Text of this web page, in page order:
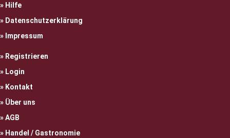
Hilfe
Datenschutzerklärung
Impressum
Registrieren
Login
Kontakt
Über uns
AGB
Handel / Gastronomie